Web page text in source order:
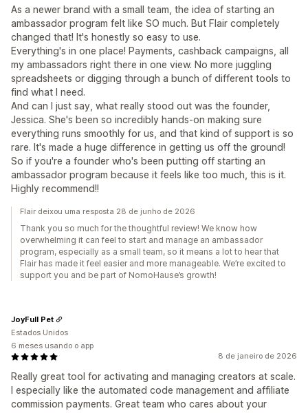
As a newer brand with a small team, the idea of starting an
ambassador program felt like SO much. But Flair completely
changed that! It's honestly so easy to use.
Everything's in one place! Payments, cashback campaigns, all
my ambassadors right there in one view. No more juggling
spreadsheets or digging through a bunch of different tools to
find what I need.
And can I just say, what really stood out was the founder,
Jessica. She's been so incredibly hands-on making sure
everything runs smoothly for us, and that kind of support is so
rare. It's made a huge difference in getting us off the ground!
So if you're a founder who's been putting off starting an
ambassador program because it feels like too much, this is it.
Highly recommend!!
Flair deixou uma resposta 28 de junho de 2026
Thank you so much for the thoughtful review! We know how
overwhelming it can feel to start and manage an ambassador
program, especially as a small team, so it means a lot to hear that
Flair has made it feel easier and more manageable. We’re excited to
support you and be part of NomoHause’s growth!
8 de janeiro de 2026
Really great tool for activating and managing creators at scale.
I especially like the automated code management and affiliate
commission payments. Great team who cares about your
JoyFull Pet
Estados Unidos
6 meses usando o app